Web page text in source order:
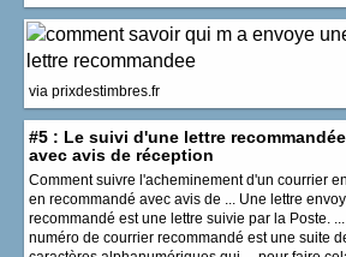
via prixdestimbres.fr
#5 : Le suivi d'une lettre recommandée
avec avis de réception
Comment suivre l'acheminement d'un courrier
en recommandé avec avis de ... Une lettre
recommandé est une lettre suivie par la Poste.
numéro de courrier recommandé est une suite